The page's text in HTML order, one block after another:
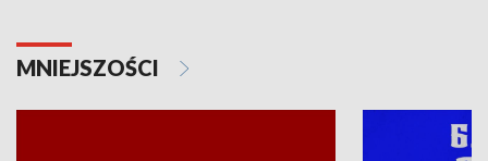
MNIEJSZOŚCI